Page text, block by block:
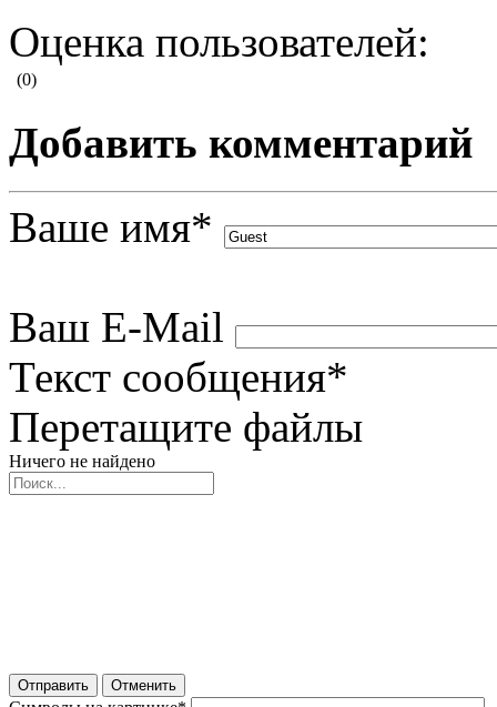
Оценка пользователей:
(0)
Добавить комментарий
Ваше имя*
Ваш E-Mail
Текст сообщения*
Перетащите файлы
Ничего не найдено
Отправить Отменить